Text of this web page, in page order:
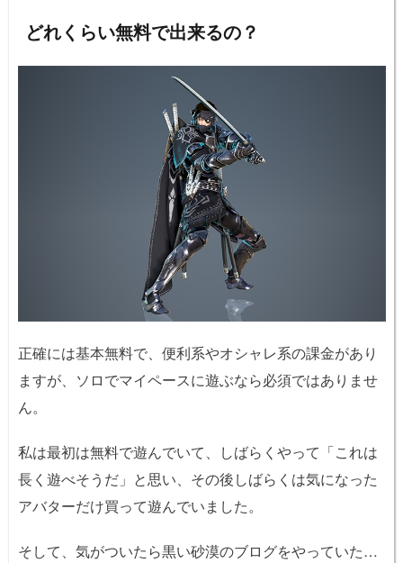
どれくらい無料で出来るの？
正確には基本無料で、便利系やオシャレ系の課金があり
ますが、ソロでマイペースに遊ぶなら必須ではありませ
ん。
私は最初は無料で遊んでいて、しばらくやって「これは
長く遊べそうだ」と思い、その後しばらくは気になった
アバターだけ買って遊んでいました。
そして、気がついたら黒い砂漠のブログをやっていた…